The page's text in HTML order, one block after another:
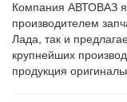
Компания АВТОВАЗ
производителем
Лада, так и
крупнейших
продукция